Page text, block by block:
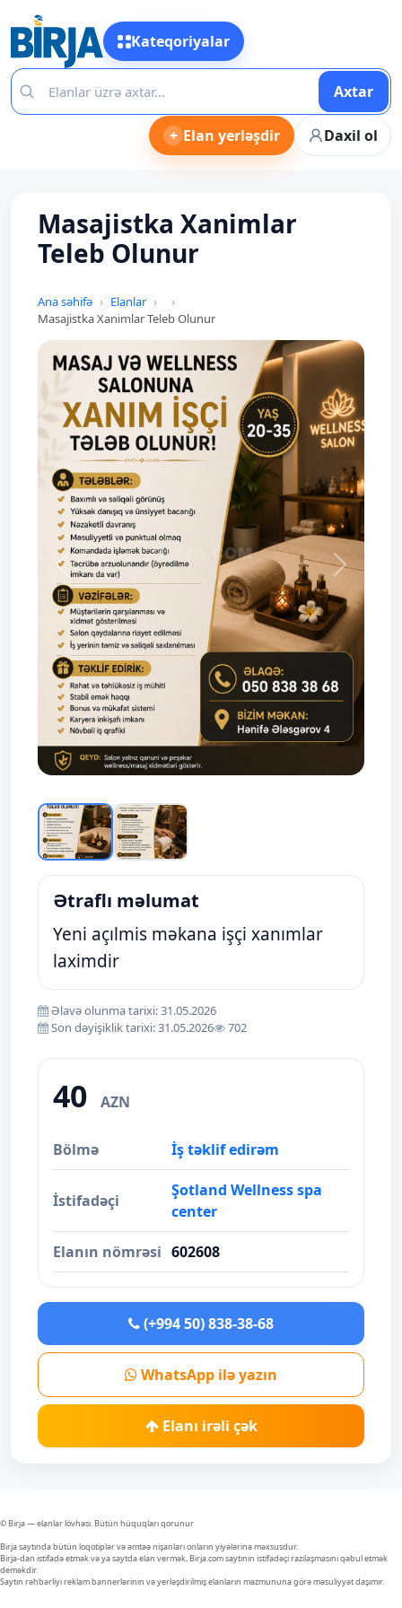
Kateqoriyalar
Axtar
+ Elan yerləşdir Daxil ol
Masajistka Xanimlar
Teleb Olunur
Ana səhifə
Elanlar
Masajistka Xanimlar Teleb Olunur
Prev Next
Ətraflı məlumat
Yeni açılmis məkana işçi xanımlar
laximdir
Əlavə olunma tarixi: 31.05.2026
Son dəyişiklik tarixi: 31.05.2026
702
40 AZN
Bölmə İş təklif edirəm
İstifadəçi
Şotland Wellness spa
center
Elanın nömrəsi 602608
(+994 50) 838-38-68
WhatsApp ilə yazın
Elanı irəli çək
© Birja — elanlar lövhəsi. Bütün hüquqları qorunur
Birja saytında bütün loqotiplər və əmtəə nişanları onların yiyələrinə məxsusdur.
Birja-dan istifadə etmək və ya saytda elan vermək, Birja.com saytının istifadəçi razılaşmasını qəbul etmək
deməkdir.
Saytın rəhbərliyi reklam bannerlərinin və yerləşdirilmiş elanların məzmununa görə məsuliyyət daşımır.